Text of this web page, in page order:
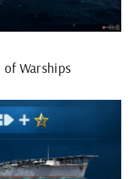
Warships